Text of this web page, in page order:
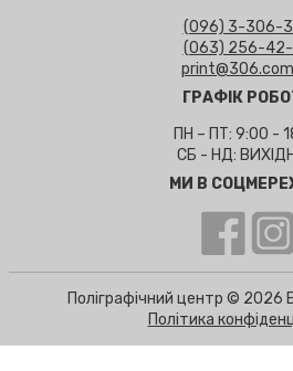
(096) 3-306-
(063) 256-
ГРАФІК
ПН – ПТ: 9:00 -
СБ - НД:
МИ В
Поліграфічний центр © 2026
Політика